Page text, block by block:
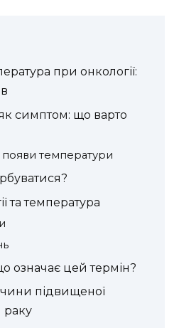
при онкології:
симптом: що варто
температури
та температура
означає цей термін?
підвищеної
раку